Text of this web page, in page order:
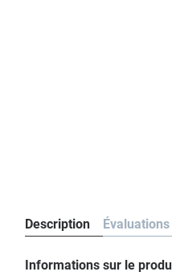
Description Évaluations
Informations sur le